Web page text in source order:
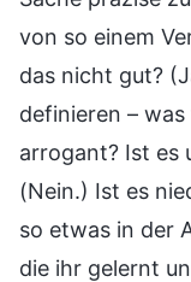
von so einem
das nicht gut?
definieren –
arrogant? Ist es
(Nein.) Ist es
so etwas in der
die ihr gelernt